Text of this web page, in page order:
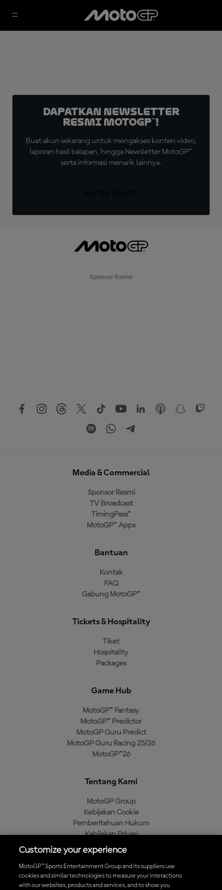
Dapatkan Newsletter
Resmi MotoGP™!
Buat akun sekarang untuk mengakses konten video,
laporan hasil balapan, hingga Newsletter MotoGP™
serta informasi menarik lainnya.
Sponsor Resmi
Media & Commercial
Sponsor Resmi
TV Broadcast
TimingPass™
MotoGP™ Apps
Bantuan
Kontak
FAQ
Gabung MotoGP™
Tickets & Hospitality
Tiket
Hospitality
Packages
Game Hub
MotoGP™ Fantasy
MotoGP™ Predictor
MotoGP Guru Predict
MotoGP Guru Racing 25/26
MotoGP™26
Tentang Kami
MotoGP Group
Kebijakan Cookie
Pemberitahuan Hukum
Kebijakan Privasi
Kebijakan Pembelian
Unduh Aplikasi Resmi MotoGP™
Customize your experience
MotoGP™ Sports Entertainment Group and its suppliers use
cookies and similar technologies to measure your interactions
with our websites, products and services, and to show you